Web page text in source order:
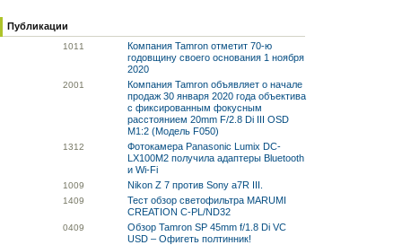
Публикации
1011
Компания Tamron отметит 70-ю
годовщину своего основания 1 ноября
2020
2001
Компания Tamron объявляет о начале
продаж 30 января 2020 года объектива
с фиксированным фокусным
расстоянием 20mm F/2.8 Di III OSD
M1:2 (Модель F050)
1312
Фотокамера Panasonic Lumix DC-
LX100M2 получила адаптеры Bluetooth
и Wi-Fi
1009 Nikon Z 7 против Sony a7R III.
1409
Тест обзор светофильтра MARUMI
CREATION C-PL/ND32
0409
Обзор Tamron SP 45mm f/1.8 Di VC
USD – Офигеть полтинник!